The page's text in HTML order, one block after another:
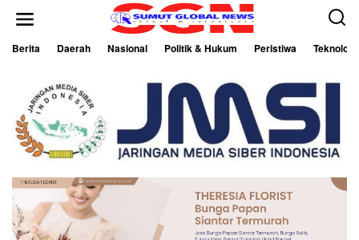
Berita Daerah Nasional Politik & Hukum Peristiwa Teknologi